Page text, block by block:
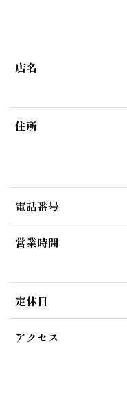
店名
住所
電話番号
営業時間
定休日
アクセス